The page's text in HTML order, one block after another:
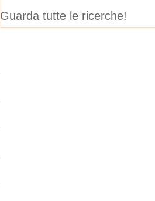
Guarda tutte le ricerche!